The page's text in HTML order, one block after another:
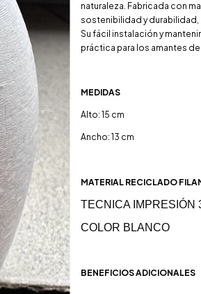
naturaleza. Fabricada con
sostenibilidad y
Su fácil instalación y
práctica para los amantes de
MEDIDAS
Alto: 15 cm
Ancho: 13 cm
MATERIAL RECICLADO
TECNICA IMPRESIÓN
COLOR BLANCO
BENEFICIOS ADICIONALES